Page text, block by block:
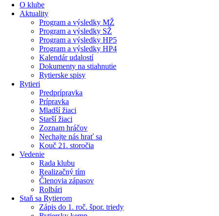
O klube
Aktuality
Program a výsledky MŽ
Program a výsledky SŽ
Program a výsledky HP5
Program a výsledky HP4
Kalendár udalostí
Dokumenty na stiahnutie
Rytierske spisy
Rytieri
Predprípravka
Prípravka
Mladší žiaci
Starší žiaci
Zoznam hráčov
Nechajte nás hrať sa
Kouč 21. storočia
Vedenie
Rada klubu
Realizačný tím
Členovia zápasov
Rolbári
Staň sa Rytierom
Zápis do 1. roč. špor. triedy